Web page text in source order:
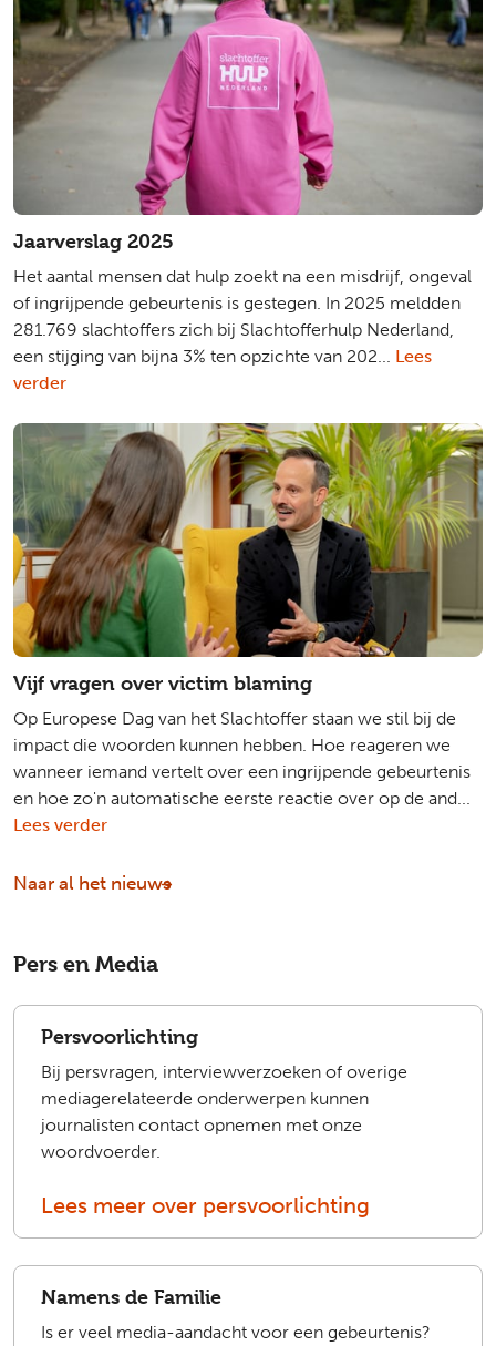
Jaarverslag 2025
Het aantal mensen dat hulp zoekt na een misdrijf, ongeval
of ingrijpende gebeurtenis is gestegen. In 2025 meldden
281.769 slachtoffers zich bij Slachtofferhulp Nederland,
een stijging van bijna 3% ten opzichte van 202... Lees
verder
Vijf vragen over victim blaming
Op Europese Dag van het Slachtoffer staan we stil bij de
impact die woorden kunnen hebben. Hoe reageren we
wanneer iemand vertelt over een ingrijpende gebeurtenis
en hoe zo'n automatische eerste reactie over op de and...
Lees verder
Naar al het nieuws
Pers en Media
Persvoorlichting
Bij persvragen, interviewverzoeken of overige
mediagerelateerde onderwerpen kunnen
journalisten contact opnemen met onze
woordvoerder.
Lees meer over persvoorlichting
Namens de Familie
Is er veel media-aandacht voor een gebeurtenis?